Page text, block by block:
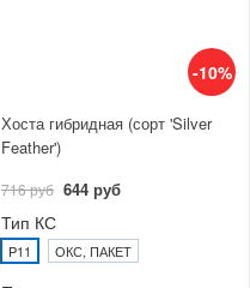
-10%
Хоста гибридная (сорт 'Silver
Feather')
716 руб 644 руб
Тип КС
P11 ОКС, ПАКЕТ